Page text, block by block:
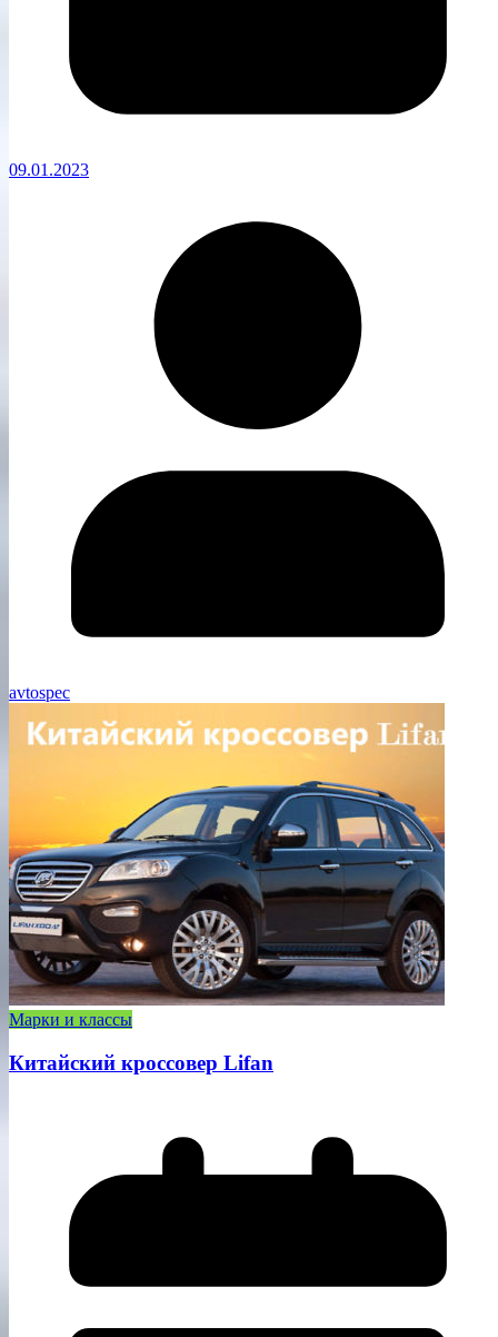
09.01.2023
avtospec
Марки и классы
Китайский кроссовер Lifan